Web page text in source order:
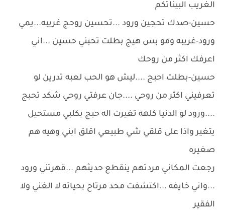
الغريب البيناتكم
حسين-صدك تحجين ورود ...تحسين روحج غريبه...يمي
ورود-غريبه ومو بس هيج بطلت تحبني حسين ...اني
اعرفك اكثر من روحك
حسين-بطلت احبج ....ليش هو الحب لعبه تدرين لو
تعرفيني اكثر من روحي ....جان عرفتي روحي شكد تحبج
....ورود لو الدنيا كلهه تغيرت اله حبج بكلبي مستحيل
يتغير واذا على قلقي شي طبيعي اقلق ابني وهيه هم
صغيره
رجعت المكاني مردتهم ينقطع حديثهم ...قهرتني ورود
...واني خايفه ...اكتشفت محد مرتاح بحياته لا الغني ولا
الفقير